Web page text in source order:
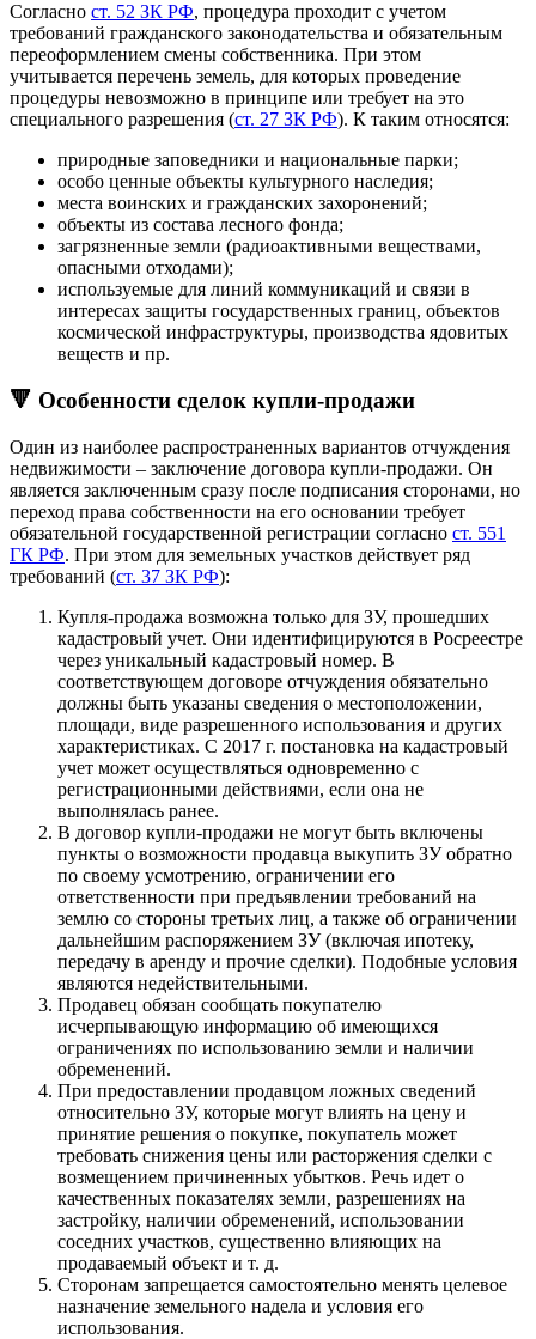
Согласно ст. 52 ЗК РФ, процедура проходит с учетом
требований гражданского законодательства и обязательным
переоформлением смены собственника. При этом
учитывается перечень земель, для которых проведение
процедуры невозможно в принципе или требует на это
специального разрешения (ст. 27 ЗК РФ). К таким относятся:
природные заповедники и национальные парки;
особо ценные объекты культурного наследия;
места воинских и гражданских захоронений;
объекты из состава лесного фонда;
загрязненные земли (радиоактивными веществами,
опасными отходами);
используемые для линий коммуникаций и связи в
интересах защиты государственных границ, объектов
космической инфраструктуры, производства ядовитых
веществ и пр.
🔻 Особенности сделок купли-продажи
Один из наиболее распространенных вариантов отчуждения
недвижимости – заключение договора купли-продажи. Он
является заключенным сразу после подписания сторонами, но
переход права собственности на его основании требует
обязательной государственной регистрации согласно ст. 551
ГК РФ. При этом для земельных участков действует ряд
требований (ст. 37 ЗК РФ):
Купля-продажа возможна только для ЗУ, прошедших
кадастровый учет. Они идентифицируются в Росреестре
через уникальный кадастровый номер. В
соответствующем договоре отчуждения обязательно
должны быть указаны сведения о местоположении,
площади, виде разрешенного использования и других
характеристиках. С 2017 г. постановка на кадастровый
учет может осуществляться одновременно с
регистрационными действиями, если она не
выполнялась ранее.
В договор купли-продажи не могут быть включены
пункты о возможности продавца выкупить ЗУ обратно
по своему усмотрению, ограничении его
ответственности при предъявлении требований на
землю со стороны третьих лиц, а также об ограничении
дальнейшим распоряжением ЗУ (включая ипотеку,
передачу в аренду и прочие сделки). Подобные условия
являются недействительными.
Продавец обязан сообщать покупателю
исчерпывающую информацию об имеющихся
ограничениях по использованию земли и наличии
обременений.
При предоставлении продавцом ложных сведений
относительно ЗУ, которые могут влиять на цену и
принятие решения о покупке, покупатель может
требовать снижения цены или расторжения сделки с
возмещением причиненных убытков. Речь идет о
качественных показателях земли, разрешениях на
застройку, наличии обременений, использовании
соседних участков, существенно влияющих на
продаваемый объект и т. д.
Сторонам запрещается самостоятельно менять целевое
назначение земельного надела и условия его
использования.